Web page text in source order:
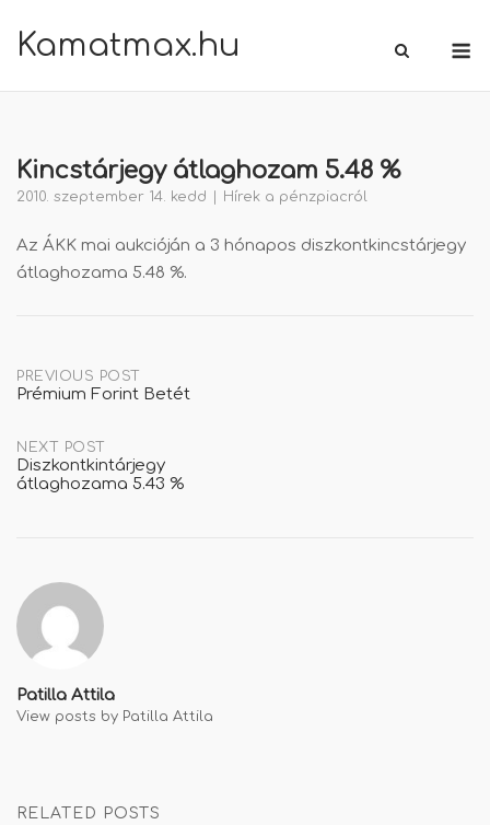
Kamatmax.hu
Kincstárjegy átlaghozam 5.48 %
2010. szeptember 14. kedd Hírek a pénzpiacról
Az ÁKK mai aukcióján a 3 hónapos diszkontkincstárjegy
átlaghozama 5.48 %.
Post
navigation
PREVIOUS POST
Prémium Forint Betét
NEXT POST
Diszkontkintárjegy
átlaghozama 5.43 %
Patilla Attila
View posts by Patilla Attila
RELATED POSTS